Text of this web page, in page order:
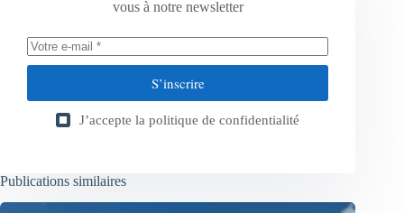
vous à notre newsletter
S’inscrire
J’accepte la politique de confidentialité
Publications similaires